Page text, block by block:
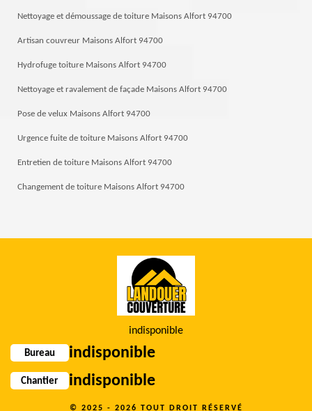
Nettoyage et démoussage de toiture Maisons Alfort 94700
Artisan couvreur Maisons Alfort 94700
Hydrofuge toiture Maisons Alfort 94700
Nettoyage et ravalement de façade Maisons Alfort 94700
Pose de velux Maisons Alfort 94700
Urgence fuite de toiture Maisons Alfort 94700
Entretien de toiture Maisons Alfort 94700
Changement de toiture Maisons Alfort 94700
indisponible
Bureau indisponible
Chantier indisponible
© 2025 - 2026 TOUT DROIT RÉSERVÉ